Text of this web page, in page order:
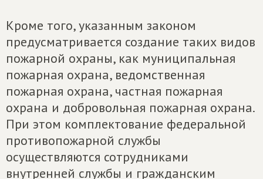
Кроме того, указанным законом
предусматривается создание таких видов
пожарной охраны, как муниципальная
пожарная охрана, ведомственная
пожарная охрана, частная пожарная
охрана и добровольная пожарная охрана.
При этом комплектование федеральной
противопожарной службы
осуществляются сотрудниками
внутренней службы и гражданским